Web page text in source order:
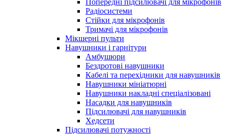
Попередні підсилювачі для мікрофонів
Радіосистеми
Стійки для мікрофонів
Тримачі для мікрофонів
Мікшерні пульти
Навушники і гарнітури
Амбушюри
Бездротові навушники
Кабелі та перехідники для навушників
Навушники мініатюрні
Навушники накладні спеціалізовані
Насадки для навушників
Підсилювачі для навушників
Хедсети
Підсилювачі потужності